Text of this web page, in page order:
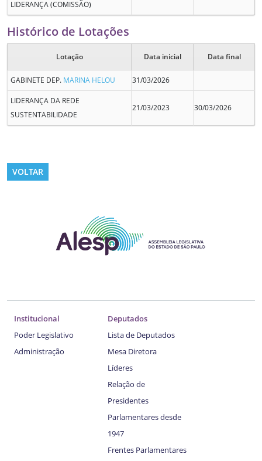
LIDERANÇA (COMISSÃO)
Histórico de Lotações
Lotação Data inicial Data final
GABINETE DEP. MARINA HELOU 31/03/2026
LIDERANÇA DA REDE
SUSTENTABILIDADE
21/03/2023 30/03/2026
VOLTAR
Institucional
Poder Legislativo
Administração
Deputados
Lista de Deputados
Mesa Diretora
Líderes
Relação de
Presidentes
Parlamentares desde
1947
Frentes Parlamentares